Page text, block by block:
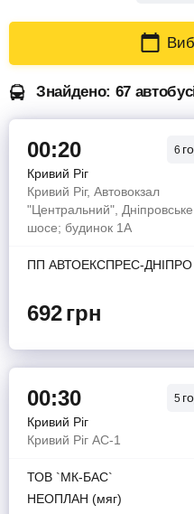
Знайдено: 67
00:20 6
Кривий Ріг
Кривий Ріг, Автовокзал
"Центральний", Дніпровське
шосе; будинок 1А
ПП АВТОЕКСПРЕС-ДНІПРО
692грн
00:30 5
Кривий Ріг
Кривий Ріг АС-1
ТОВ `МК-БАС`
НЕОПЛАН (мяг)